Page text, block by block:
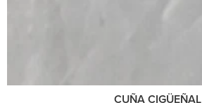
CUÑA CIGÜEÑAL